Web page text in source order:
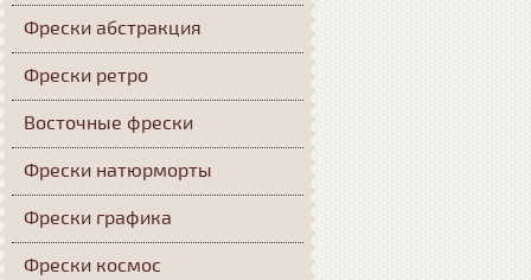
Фрески абстракция
Фрески ретро
Восточные фрески
Фрески натюрморты
Фрески графика
Фрески космос